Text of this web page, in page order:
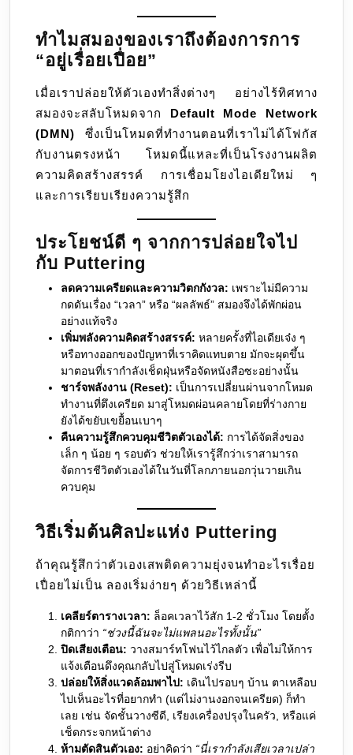
ทำไมสมองของเราถึงต้องการการ
“อยู่เรื่อยเปื่อย”
เมื่อเราปล่อยให้ตัวเองทำสิ่งต่างๆ อย่างไร้ทิศทาง
สมองจะสลับโหมดจาก Default Mode Network
(DMN) ซึ่งเป็นโหมดที่ทำงานตอนที่เราไม่ได้โฟกัส
กับงานตรงหน้า โหมดนี้แหละที่เป็นโรงงานผลิต
ความคิดสร้างสรรค์ การเชื่อมโยงไอเดียใหม่ ๆ
และการเรียบเรียงความรู้สึก
ประโยชน์ดี ๆ จากการปล่อยใจไป
กับ Puttering
ลดความเครียดและความวิตกกังวล: เพราะไม่มีความ
กดดันเรื่อง “เวลา” หรือ “ผลลัพธ์” สมองจึงได้พักผ่อน
อย่างแท้จริง
เพิ่มพลังความคิดสร้างสรรค์: หลายครั้งที่ไอเดียเจ๋ง ๆ
หรือทางออกของปัญหาที่เราคิดแทบตาย มักจะผุดขึ้น
มาตอนที่เรากำลังเช็ดฝุ่นหรือจัดหนังสือซะอย่างนั้น
ชาร์จพลังงาน (Reset): เป็นการเปลี่ยนผ่านจากโหมด
ทำงานที่ตึงเครียด มาสู่โหมดผ่อนคลายโดยที่ร่างกาย
ยังได้ขยับเขยื้อนเบาๆ
คืนความรู้สึกควบคุมชีวิตตัวเองได้: การได้จัดสิ่งของ
เล็ก ๆ น้อย ๆ รอบตัว ช่วยให้เรารู้สึกว่าเราสามารถ
จัดการชีวิตตัวเองได้ในวันที่โลกภายนอกวุ่นวายเกิน
ควบคุม
วิธีเริ่มต้นศิลปะแห่ง Puttering
ถ้าคุณรู้สึกว่าตัวเองเสพติดความยุ่งจนทำอะไรเรื่อย
เปื่อยไม่เป็น ลองเริ่มง่ายๆ ด้วยวิธีเหล่านี้
เคลียร์ตารางเวลา: ล็อคเวลาไว้สัก 1-2 ชั่วโมง โดยตั้ง
กติกาว่า “ช่วงนี้ฉันจะไม่แพลนอะไรทั้งนั้น”
ปิดเสียงเตือน: วางสมาร์ทโฟนไว้ไกลตัว เพื่อไม่ให้การ
แจ้งเตือนดึงคุณกลับไปสู่โหมดเร่งรีบ
ปล่อยให้สิ่งแวดล้อมพาไป: เดินไปรอบๆ บ้าน ตาเหลือบ
ไปเห็นอะไรที่อยากทำ (แต่ไม่งานงอกจนเครียด) ก็ทำ
เลย เช่น จัดชั้นวางซีดี, เรียงเครื่องปรุงในครัว, หรือแค่
เช็ดกระจกหน้าต่าง
ห้ามตัดสินตัวเอง: อย่าคิดว่า “นี่เรากำลังเสียเวลาเปล่า